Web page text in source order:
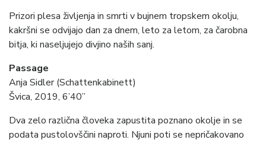
Prizori plesa življenja in smrti v bujnem tropskem okolju,
kakršni se odvijajo dan za dnem, leto za letom, za čarobna
bitja, ki naseljujejo divjino naših sanj.
Passage
Anja Sidler (Schattenkabinett)
Švica, 2019, 6’40”
Dva zelo različna človeka zapustita poznano okolje in se
podata pustolovščini naproti. Njuni poti se nepričakovano